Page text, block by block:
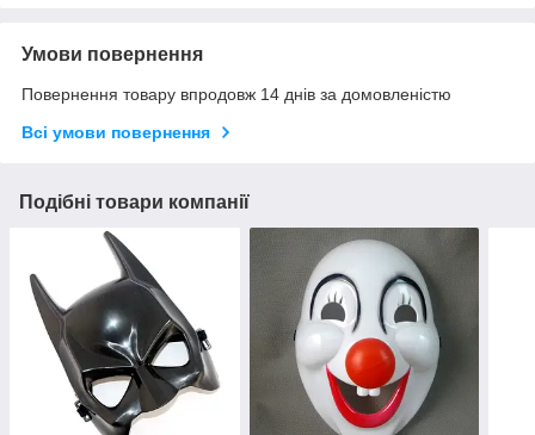
Умови повернення
Повернення товару впродовж 14 днів за домовленістю
Всі умови повернення
Подібні товари компанії